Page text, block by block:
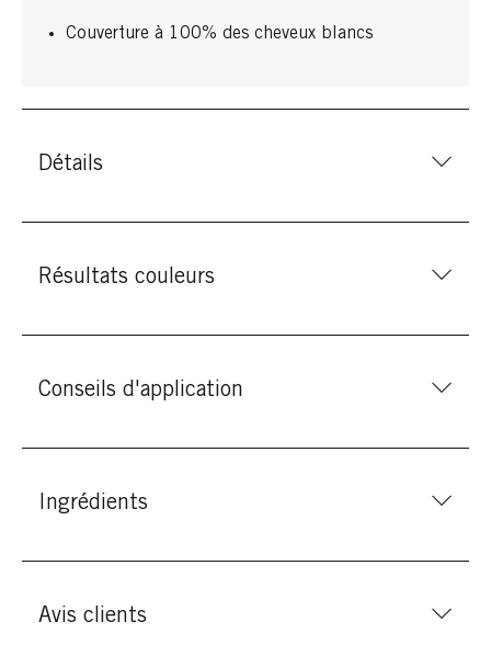
Couverture à 100% des cheveux blancs
Détails
Résultats couleurs
Conseils d'application
Ingrédients
Avis clients